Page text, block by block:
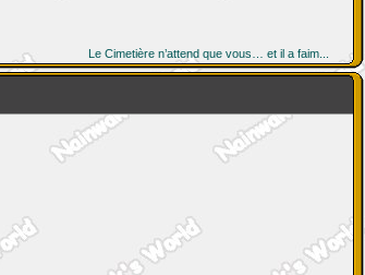
Le Cimetière n’attend que vous… et il a faim...